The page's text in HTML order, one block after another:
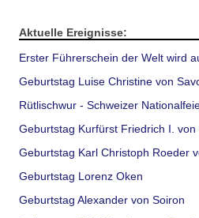
Aktuelle Ereignisse:
Erster Führerschein der Welt wird
Geburtstag Luise Christine von
Rütlischwur - Schweizer
Geburtstag Kurfürst Friedrich I. von
Geburtstag Karl Christoph Roeder
Geburtstag Lorenz Oken
Geburtstag Alexander von Soiron